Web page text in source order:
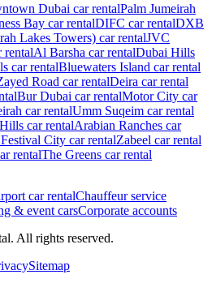
Dubai car rentalPalm Jumeirah
Bay car rentalDIFC car rentalDXB
Lakes Towers) car rentalJVC
rentalAl Barsha car rentalDubai Hills
car rentalBluewaters Island car rental
Road car rentalDeira car rental
Bur Dubai car rentalMotor City car
car rentalUmm Suqeim car rental
car rentalArabian Ranches car
City car rentalZabeel car rental
rentalThe Greens car rental
car rentalChauffeur service
& event carsCorporate accounts
. All rights reserved.
Sitemap